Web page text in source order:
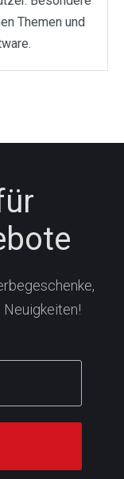
Themen und
Neuigkeiten!